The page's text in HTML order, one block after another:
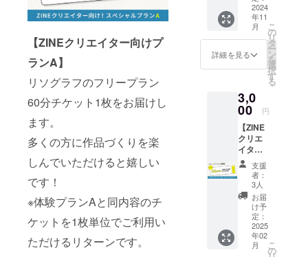
【ZINEクリエイター向けプ
ランA】
リソグラフのフリープラン
60分チケット1枚をお届けし
ます。
多くの方に作品づくりを楽
しんでいただけると嬉しい
です！
※体験プランAと同内容のチ
ケットを1枚単位でご利用い
ただけるリターンです。
セージ
をお送
りしま
す！ ※
このリ
ターン
は
と応援
プラ
ン」
5,000円
のリ
ターン
と同じ
内容で
す。
ーーー
ーーー
ーーー
ー ・お
礼メッ
セージ
2024
年11
月
詳細を見る
こ
の
リ
タ
ー
ン
を
選
択
す
る
3,0
00 円
【ZINE
クリエ
イター
向けプ
ランA】
フリー
プラン
60分チ
ケット
（1,500
円相
当）を1
支援
者：
3人
お届
け予
定：
2025
年02
月
こ
の